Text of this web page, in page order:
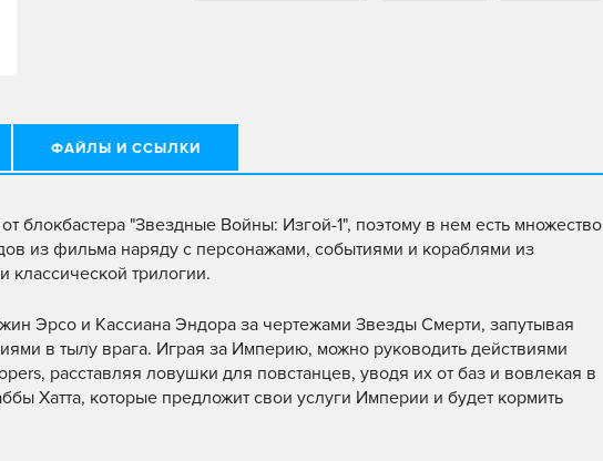
ФАЙЛЫ И ССЫЛКИ
блокбастера "Звездные Войны: Изгой-1", поэтому в нем есть множество
из фильма наряду с персонажами, событиями и кораблями из
классической трилогии.
Эрсо и Кассиана Эндора за чертежами Звезды Смерти, запутывая
в тылу врага. Играя за Империю, можно руководить действиями
расставляя ловушки для повстанцев, уводя их от баз и вовлекая в
Хатта, которые предложит свои услуги Империи и будет кормить